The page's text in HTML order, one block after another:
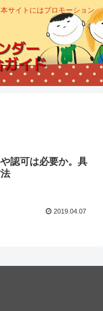
サイトにはプロモーション
認可は必要か。具
2019.04.07